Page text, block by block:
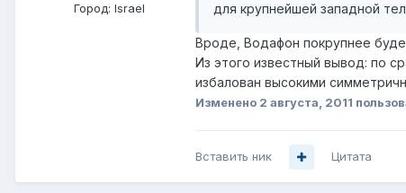
Город: Israel для крупнейшей западной
Вроде, Водафон покрупнее
Из этого известный вывод: по
избалован высокими
Изменено 2 августа, 2011
Вставить ник Цитата